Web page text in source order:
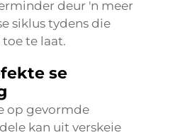
deur 'n meer
siklus tydens die
te laat.
se
op gevormde
kan uit verskeie